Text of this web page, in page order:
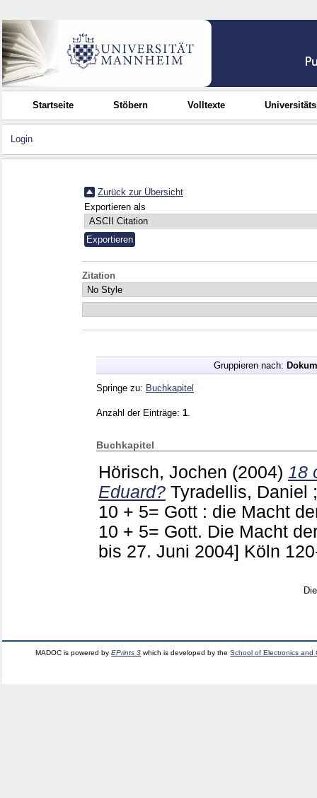
Startseite Stöbern Volltexte
Login
Zurück zur Übersicht
Exportieren als
Zitation
Gruppieren nach:
Springe zu: Buchkapitel
Anzahl der Einträge: 1
Buchkapitel
Hörisch, Jochen (2004) 18
Eduard? Tyradellis, Daniel
10 + 5= Gott : die Macht
10 + 5= Gott. Die Macht
bis 27. Juni 2004] Köln
MADOC is powered byEPrints 3 which is developed by theSchool of Electronics and